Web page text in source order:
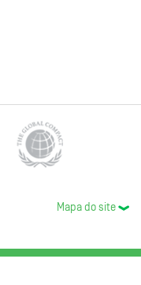
Mapa do site